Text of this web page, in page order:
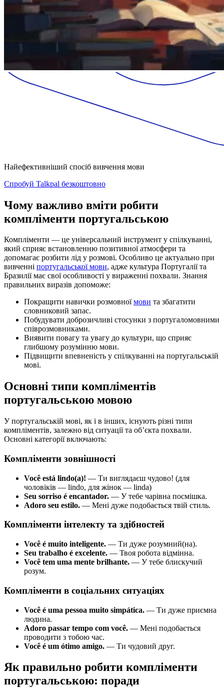
Найефективніший спосіб вивчення мови
Спробуй Talkpal безкоштовно
Чому важливо вміти робити
компліменти португальською
Компліменти — це універсальний інструмент у спілкуванні,
який сприяє встановленню позитивної атмосфери та
допомагає розбити лід у розмові. Особливо це актуально при
вивченні португальської мови, адже культура Португалії та
Бразилії має свої особливості у вираженні похвали. Знання
правильних виразів допоможе:
Покращити навички розмовноїмови та збагатити
словниковий запас.
Побудувати доброзичливі стосунки з португаломовними
співрозмовниками.
Виявити повагу та увагу до культури, що сприяє
глибшому розумінню мови.
Підвищити впевненість у спілкуванні на португальській
мові.
Основні типи компліментів
португальською мовою
У португальській мові, як і в інших, існують різні типи
компліментів, залежно від ситуації та об’єкта похвали.
Основні категорії включають:
Компліменти зовнішності
Você está lindo(a)! — Ти виглядаєш чудово! (для
чоловіків — lindo, для жінок — linda)
Seu sorriso é encantador. — У тебе чарівна посмішка.
Adoro seu estilo. — Мені дуже подобається твій стиль.
Компліменти інтелекту та здібностей
Você é muito inteligente. — Ти дуже розумний(на).
Seu trabalho é excelente. — Твоя робота відмінна.
Você tem uma mente brilhante. — У тебе блискучий
розум.
Компліменти в соціальних ситуаціях
Você é uma pessoa muito simpática. — Ти дуже приємна
людина.
Adoro passar tempo com você. — Мені подобається
проводити з тобою час.
Você é um ótimo amigo. — Ти чудовий друг.
Як правильно робити компліменти
португальською: поради